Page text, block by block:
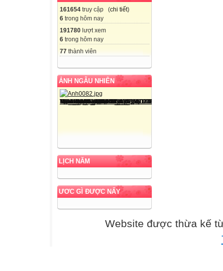
161654 truy cập (chi tiết)
6 trong hôm nay
191780 lượt xem
6 trong hôm nay
77 thành viên
ẢNH NGẪU NHIÊN
LỊCH NĂM
ƯƠC GÌ ĐƯỢC NẤY
Website được thừa kế